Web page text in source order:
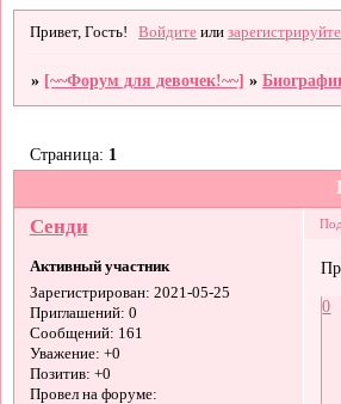
Привет, Гость! Войдите или
» [~~Форум для девочек!~~] »
Страница: 1
Сенди
Активный участник
Зарегистрирован: 2021-05-25
Приглашений: 0
Сообщений: 161
Уважение: +0
Позитив: +0
Провел на форуме:
0